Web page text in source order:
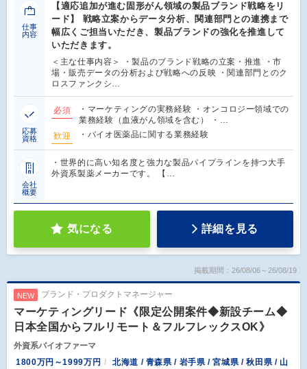
仕事
内容
【適応追加が進む固形がん領域の製品ブランド戦略をリ
ード】 戦略立案からデータ分析、関連部門との連携まで
幅広くご担当いただき、製品ブランドの強化を推進して
いただきます。
＜主な仕事内容＞ ・製品のブランド戦略の立案・推進 ・市
場・販売データの分析および戦略への反映 ・関連部門とのク
ロスファンクシ…
応募
資格
必須
・マーケティングの実務経験 ・オンコロジー領域での
業務経験（血液がん領域を含む） ・…
歓迎
・バイオ医薬品に関する業務経験
会社
概要
・世界的に高い知名度と強力な製品パイプラインを持つ大手
外資系製薬メーカーです。 【…
気になる 詳細を見る
掲載期間：26/08/06～26/08/19
NEW ブランド・プロダクトマネージャー
マーケティングリード《限定公開案件◆新設チーム◆
日本全国からフルリモート＆フルフレックスOK》
外資系バイオファーマ
1800万円～1999万円
北海道 / 青森県 / 岩手県 / 宮城県 / 秋田県 / 山